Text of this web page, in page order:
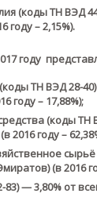
(коды ТН ВЭД
– 2,15%).
году
ТН ВЭД 28-
году – 17,88%);
(коды ТН
году –
(в 2016
— 3,80% от